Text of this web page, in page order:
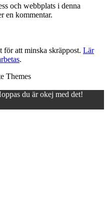
och webbplats i denna
en kommentar.
för att minska skräppost. Lär
.
Themes
du är okej med det!